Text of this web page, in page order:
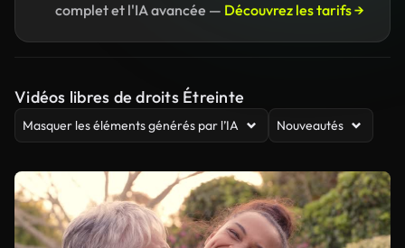
complet et l'IA avancée — Découvrez les tarifs →
Vidéos libres de droits Étreinte
Masquer les éléments générés par l’IA Nouveautés